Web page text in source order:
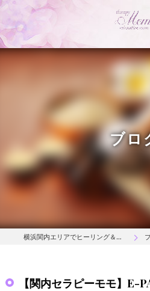
ブロ
横浜関内エリアでヒーリング＆マッサージサロンならtherapy MOMO ブ
【関内セラピーモモ】E-